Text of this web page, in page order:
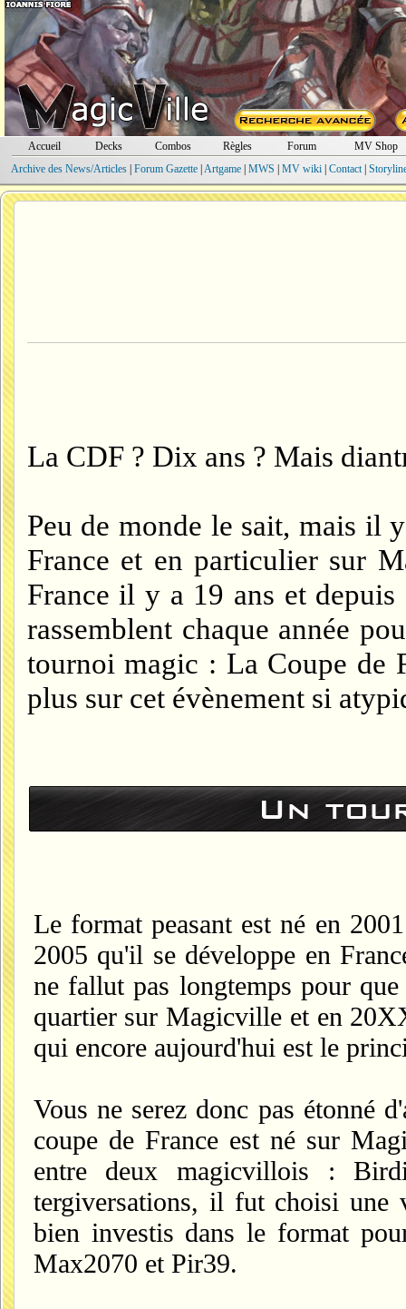
Accueil Decks Combos Règles Forum
MV Shop
Archive des News/Articles| Forum Gazette| Artgame| MWS MV wiki| Contact|
La CDF ? Dix ans ? Mais
Peu de monde le sait, mais il
France et en particulier sur
France il y a 19 ans et
rassemblent chaque année
tournoi magic : La Coupe de
plus sur cet évènement si
Un
Le format peasant est né en
2005 qu'il se développe en
ne fallut pas longtemps pour
quartier sur Magicville et en
qui encore aujourd'hui est le
Vous ne serez donc pas étonné
coupe de France est né sur
entre deux magicvillois :
tergiversations, il fut choisi une
bien investis dans le format
Max2070 et Pir39.